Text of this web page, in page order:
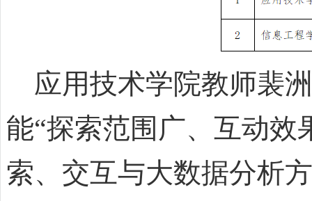
应用技术学院教师裴
能“探索范围广、互动
索、交互与大数据分析